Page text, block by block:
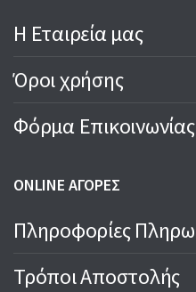
Η Εταιρεία μας
Όροι χρήσης
Φόρμα Επικοινωνίας
ONLINE ΑΓΟΡΕΣ
Πληροφορίες
Τρόποι Αποστολής